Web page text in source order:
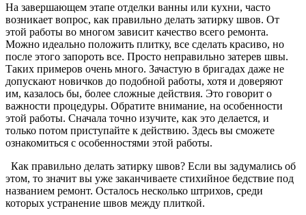
На завершающем этапе отделки ванны или кухни, часто
возникает вопрос, как правильно делать затирку швов. От
этой работы во многом зависит качество всего ремонта.
Можно идеально положить плитку, все сделать красиво, но
после этого запороть все. Просто неправильно затерев швы.
Таких примеров очень много. Зачастую в бригадах даже не
допускают новичков до подобной работы, хотя и доверяют
им, казалось бы, более сложные действия. Это говорит о
важности процедуры. Обратите внимание, на особенности
этой работы. Сначала точно изучите, как это делается, и
только потом приступайте к действию. Здесь вы сможете
ознакомиться с особенностями этой работы.
Как правильно делать затирку швов? Если вы задумались об
этом, то значит вы уже заканчиваете стихийное бедствие под
названием ремонт. Осталось несколько штрихов, среди
которых устранение швов между плиткой.